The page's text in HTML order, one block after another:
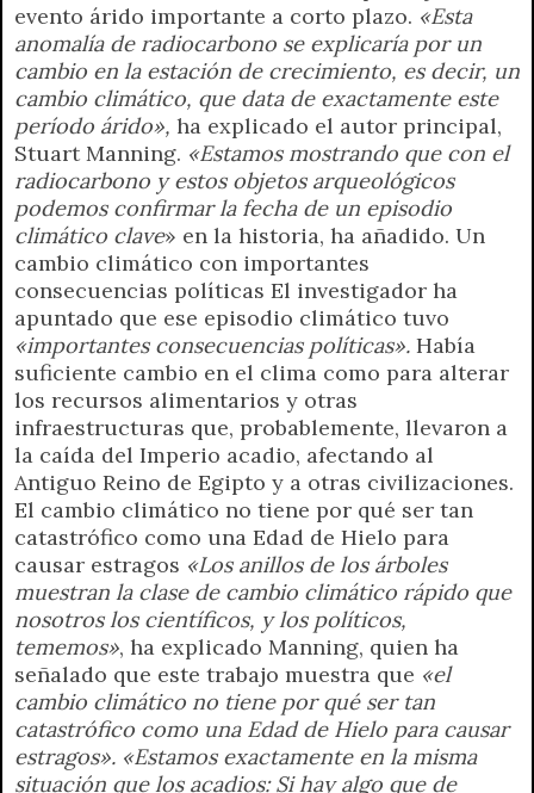
evento árido importante a corto plazo. «Esta
anomalía de radiocarbono se explicaría por un
cambio en la estación de crecimiento, es decir, un
cambio climático, que data de exactamente este
período árido», ha explicado el autor principal,
Stuart Manning. «Estamos mostrando que con el
radiocarbono y estos objetos arqueológicos
podemos confirmar la fecha de un episodio
climático clave» en la historia, ha añadido. Un
cambio climático con importantes
consecuencias políticas El investigador ha
apuntado que ese episodio climático tuvo
«importantes consecuencias políticas». Había
suficiente cambio en el clima como para alterar
los recursos alimentarios y otras
infraestructuras que, probablemente, llevaron a
la caída del Imperio acadio, afectando al
Antiguo Reino de Egipto y a otras civilizaciones.
El cambio climático no tiene por qué ser tan
catastrófico como una Edad de Hielo para
causar estragos «Los anillos de los árboles
muestran la clase de cambio climático rápido que
nosotros los científicos, y los políticos,
tememos», ha explicado Manning, quien ha
señalado que este trabajo muestra que «el
cambio climático no tiene por qué ser tan
catastrófico como una Edad de Hielo para causar
estragos». «Estamos exactamente en la misma
situación que los acadios: Si hay algo que de